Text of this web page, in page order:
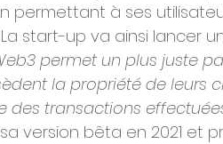
permettant à ses
start-up va ainsi lancer
permet un plus juste
la propriété de leurs
transactions effectuées
version bêta en 2021